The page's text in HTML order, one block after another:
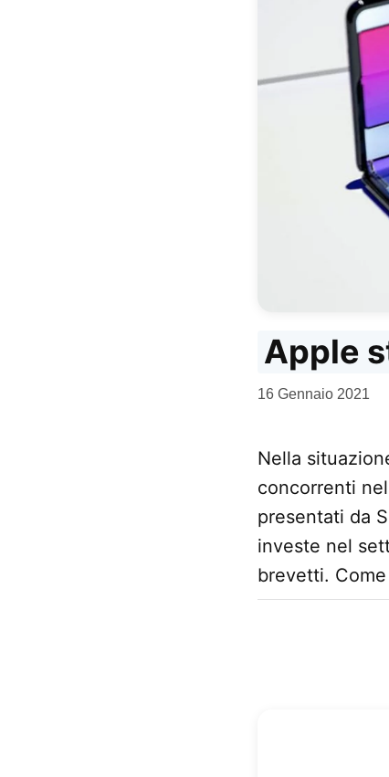
Apple
da
16 Gennaio 2021
Nella
concorrenti
presentati da
investe nel
brevetti.